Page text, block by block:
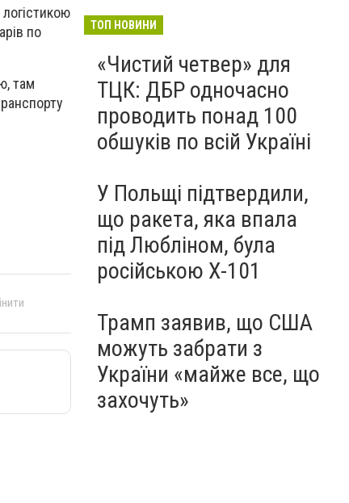
по
там
Росії, – The Hill
ТОП НОВИНИ
«Чистий четвер» для
ТЦК: ДБР одночасно
проводить понад 100
обшуків по всій Україні
У Польщі підтвердили,
що ракета, яка впала
під Любліном, була
російською Х-101
Трамп заявив, що США
можуть забрати з
України «майже все, що
захочуть»